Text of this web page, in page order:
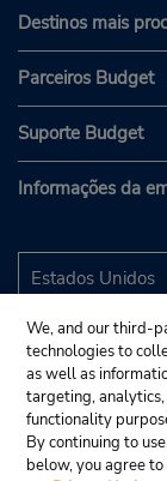
Destinos mais
Parceiros Budget
Suporte Budget
Informações da
We, and our third-
technologies to
as well as
targeting,
functionality
By continuing to
below, you agree